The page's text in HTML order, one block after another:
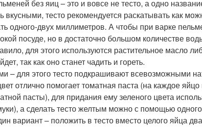
без яиц – это и вовсе не тесто, а одно
вкусными, тесто рекомендуется раскатывать как
одного-двух миллиметров. А чтобы при варке
посуде, но в достаточно большом количестве
для этого используются растительное масло
так как оно станет чадить и гореть.
– для этого тесто подкрашивают всевозможными
отлично помогает томатная паста (на каждое
пасты), для придания ему зеленого цвета
а сделать тесто желтым можно с помощью
вариант – положить в тесто вместо целого яйца